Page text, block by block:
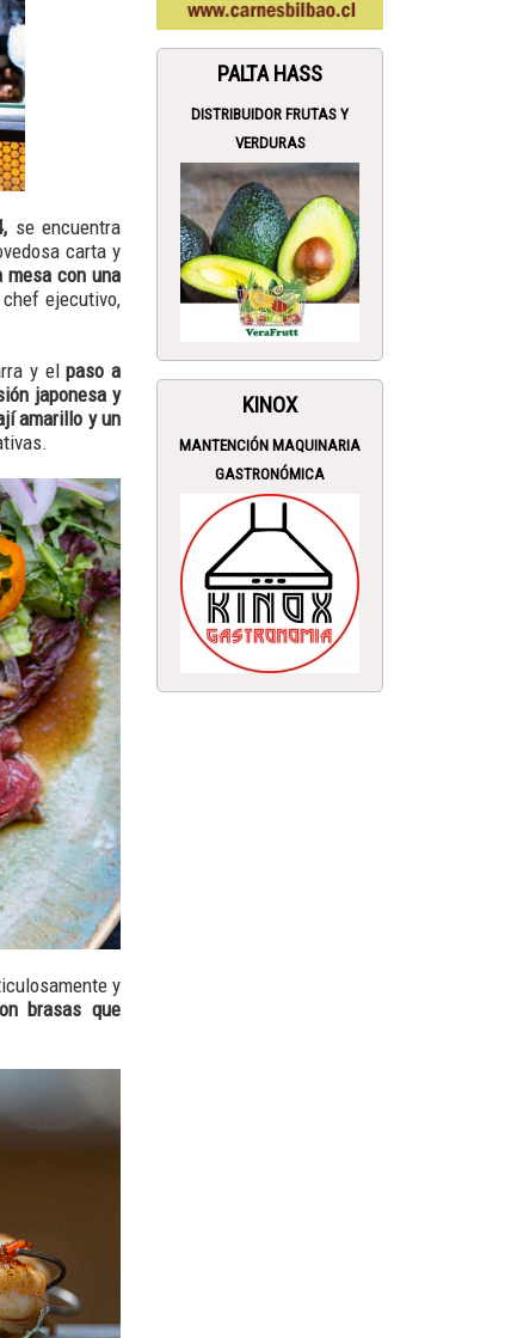
se encuentra
carta y
mesa con una
ejecutivo,
y elpaso a
japonesa y
amarillo y un
y
brasas que
PALTA HASS
DISTRIBUIDOR FRUTAS Y
VERDURAS
KINOX
MANTENCIÓN MAQUINARIA
GASTRONÓMICA